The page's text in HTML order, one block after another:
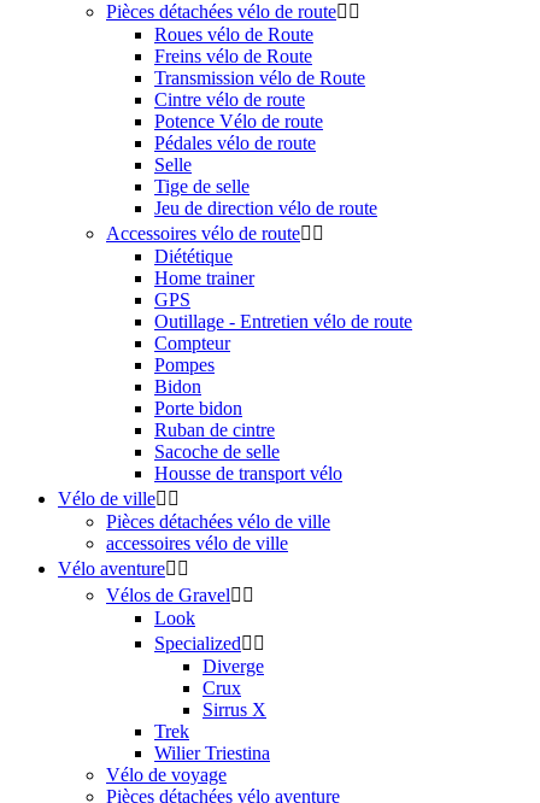
Pièces détachées vélo de route 
Roues vélo de Route
Freins vélo de Route
Transmission vélo de Route
Cintre vélo de route
Potence Vélo de route
Pédales vélo de route
Selle
Tige de selle
Jeu de direction vélo de route
Accessoires vélo de route 
Diététique
Home trainer
GPS
Outillage - Entretien vélo de route
Compteur
Pompes
Bidon
Porte bidon
Ruban de cintre
Sacoche de selle
Housse de transport vélo
Vélo de ville 
Pièces détachées vélo de ville
accessoires vélo de ville
Vélo aventure 
Vélos de Gravel 
Look
Specialized 
Diverge
Crux
Sirrus X
Trek
Wilier Triestina
Vélo de voyage
Pièces détachées vélo aventure